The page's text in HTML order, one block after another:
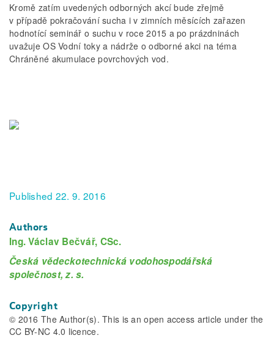
Kromě zatím uvedených odborných akcí bude zřejmě
v případě pokračování sucha i v zimních měsících zařazen
hodnotící seminář o suchu v roce 2015 a po prázdninách
uvažuje OS Vodní toky a nádrže o odborné akci na téma
Chráněné akumulace povrchových vod.
Published 22. 9. 2016
Authors
Ing. Václav Bečvář, CSc.
Česká vědeckotechnická vodohospodářská
společnost, z. s.
Copyright
© 2016 The Author(s). This is an open access article under the
CC BY-NC 4.0 licence.